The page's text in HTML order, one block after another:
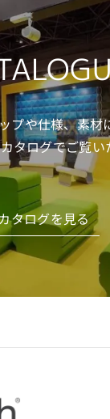
プや仕様、素材
タログでご覧い
タログを見る